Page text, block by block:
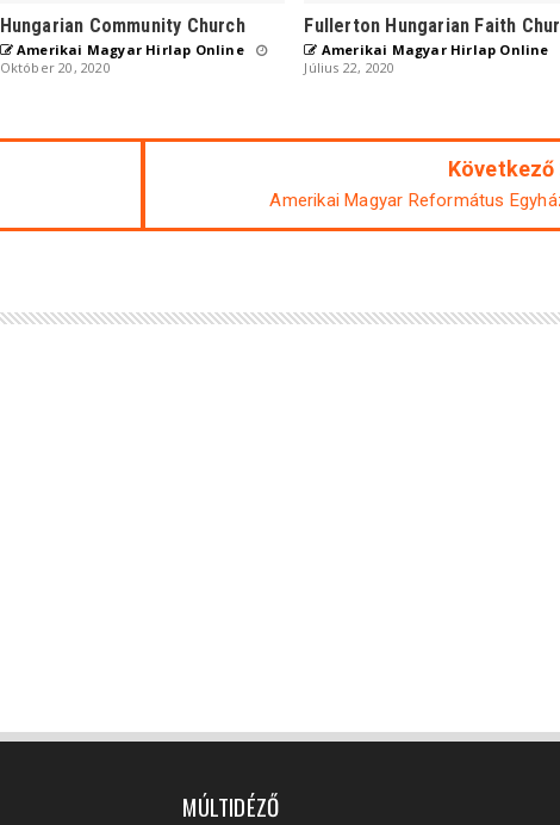
Hungarian Community Church
Amerikai Magyar Hirlap Online
Október 20, 2020
Fullerton Hungarian Faith
Amerikai Magyar Hirlap Online
Július 22, 2020
Következő
Amerikai Magyar Református
MÚLTIDÉZŐ